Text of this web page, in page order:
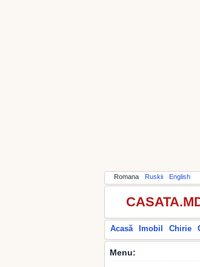
Romana Ruskii English
Acasă Imobil Chirie
Menu: